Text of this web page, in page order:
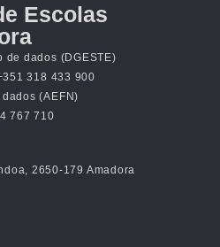
Escolas
de dados (DGESTE)
318 433 900
(AEFN)
767 710
2650-179 Amadora